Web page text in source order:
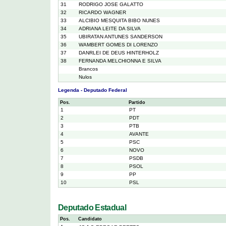
31
RODRIGO JOSE GALATTO
32
RICARDO WAGNER
33
ALCIBIO MESQUITA BIBO NUNES
34
ADRIANA LEITE DA SILVA
35
UBIRATAN ANTUNES SANDERSON
36
WAMBERT GOMES DI LORENZO
37
DANRLEI DE DEUS HINTERHOLZ
38
FERNANDA MELCHIONNA E SILVA
Brancos
Nulos
Legenda - Deputado Federal
Pos. Partido
1
PT
2
PDT
3
PTB
4
AVANTE
5
PSC
6
NOVO
7
PSDB
8
PSOL
9
PP
10
PSL
Deputado Estadual
Pos. Candidato